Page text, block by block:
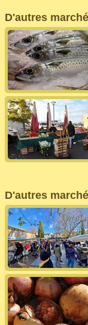
D'autres
D'autres